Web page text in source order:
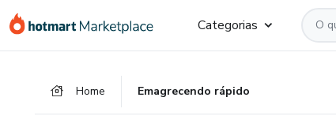
para
para
para
Categorias
Home Emagrecendo rápido